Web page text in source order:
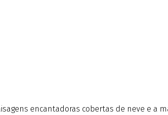
encantadoras cobertas de neve e a